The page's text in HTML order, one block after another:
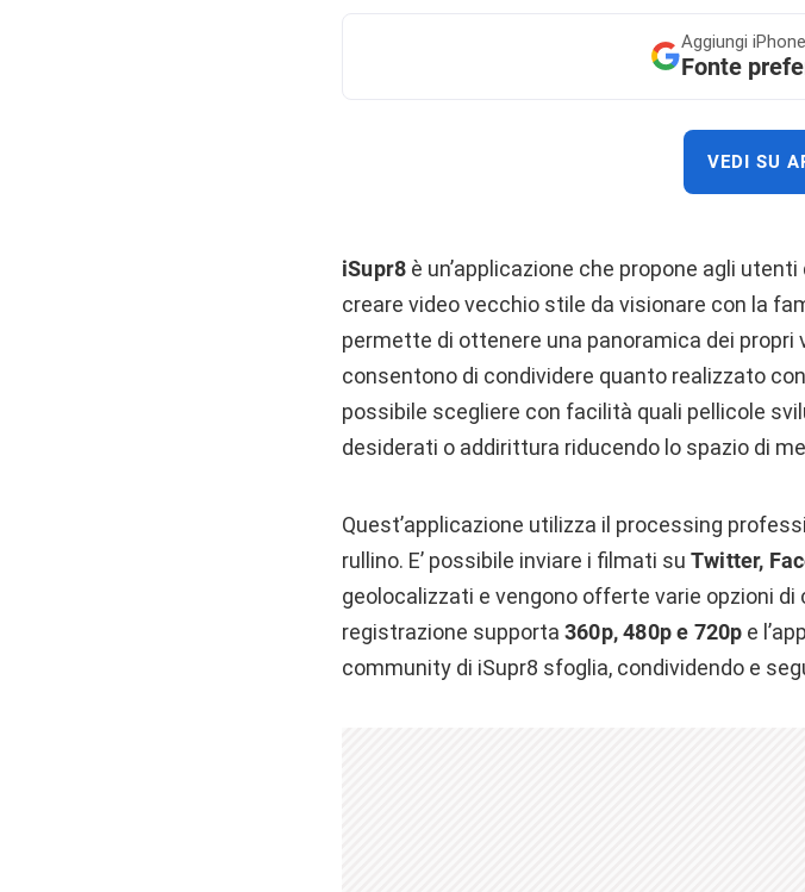
Aggiungi
Fonte
VEDI SU
iSupr8 è un’applicazione che propone agli
creare video vecchio stile da visionare con la
permette di ottenere una panoramica dei propri
consentono di condividere quanto realizzato
possibile scegliere con facilità quali pellicole
desiderati o addirittura riducendo lo spazio di
Quest’applicazione utilizza il processing
rullino. E’ possibile inviare i filmati su Twitter,
geolocalizzati e vengono offerte varie opzioni
registrazione supporta 360p, 480p e 720p e
community di iSupr8 sfoglia, condividendo e